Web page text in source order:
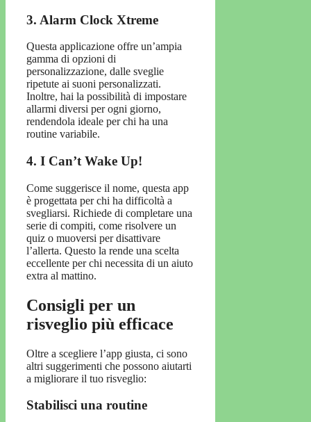
3. Alarm Clock Xtreme
Questa applicazione offre un’ampia
gamma di opzioni di
personalizzazione, dalle sveglie
ripetute ai suoni personalizzati.
Inoltre, hai la possibilità di impostare
allarmi diversi per ogni giorno,
rendendola ideale per chi ha una
routine variabile.
4. I Can’t Wake Up!
Come suggerisce il nome, questa app
è progettata per chi ha difficoltà a
svegliarsi. Richiede di completare una
serie di compiti, come risolvere un
quiz o muoversi per disattivare
l’allerta. Questo la rende una scelta
eccellente per chi necessita di un aiuto
extra al mattino.
Consigli per un
risveglio più efficace
Oltre a scegliere l’app giusta, ci sono
altri suggerimenti che possono aiutarti
a migliorare il tuo risveglio:
Stabilisci una routine